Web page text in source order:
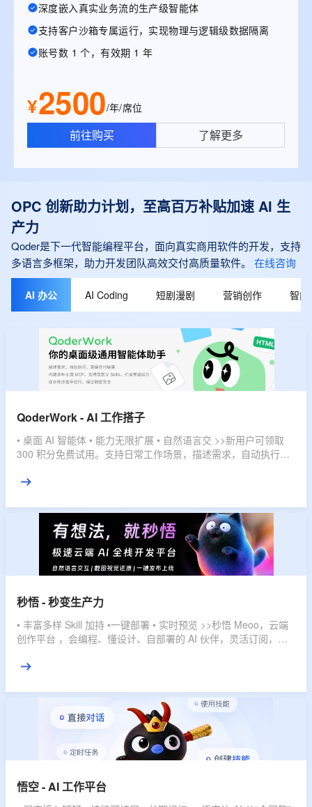
深度嵌入真实业务流的生产级智能体
支持客户沙箱专属运行，实现物理与逻辑级数据隔离
账号数 1 个，有效期 1 年
¥2500/年/席位
前往购买 了解更多
OPC 创新助力计划，至高百万补贴加速 AI 生
产力
Qoder是下一代智能编程平台，面向真实商用软件的开发，支持
多语言多框架，助力开发团队高效交付高质量软件。
在线咨询
AI 办公 AI Coding 短剧漫剧 营销创作 智能
QoderWork - AI 工作搭子
• 桌面 AI 智能体 • 能力无限扩展 • 自然语言交 >>新用户可领取
300 积分免费试用。支持日常工作场景，描述需求，自动执行，
秒悟 - 秒变生产力
• 丰富多样 Skill 加持 •一键部署 • 实时预览 >>秒悟 Meoo，云端
创作平台 ，会编程、懂设计、自部署的 AI 伙伴，灵活订阅，多
悟空 - AI 工作平台